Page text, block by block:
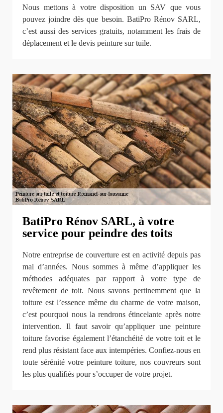
Nous mettons à votre disposition un SAV que vous
pouvez joindre dès que besoin. BatiPro Rénov SARL,
c’est aussi des services gratuits, notamment les frais de
déplacement et le devis peinture sur tuile.
BatiPro Rénov SARL, à votre
service pour peindre des toits
Notre entreprise de couverture est en activité depuis pas
mal d’années. Nous sommes à même d’appliquer les
méthodes adéquates par rapport à votre type de
revêtement de toit. Nous savons pertinemment que la
toiture est l’essence même du charme de votre maison,
c’est pourquoi nous la rendrons étincelante après notre
intervention. Il faut savoir qu’appliquer une peinture
toiture favorise également l’étanchéité de votre toit et le
rend plus résistant face aux intempéries. Confiez-nous en
toute sérénité votre peinture toiture, nos couvreurs sont
les plus qualifiés pour s’occuper de votre projet.